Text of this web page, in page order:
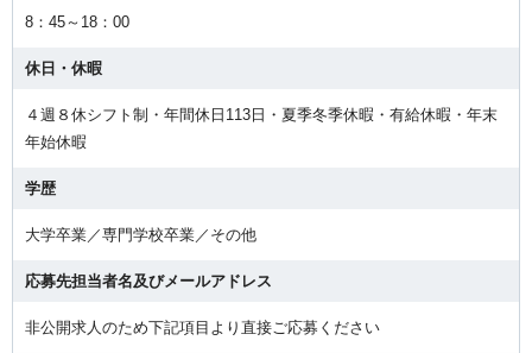
8：45～18：00
休日・休暇
４週８休シフト制・年間休日113日・夏季冬季休暇・有給休暇・年末
年始休暇
学歴
大学卒業／専門学校卒業／その他
応募先担当者名及びメールアドレス
非公開求人のため下記項目より直接ご応募ください